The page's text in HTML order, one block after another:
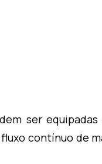
ser
contínuo de